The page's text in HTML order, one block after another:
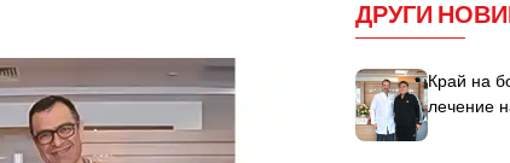
ДРУГИ
Край на
лечение